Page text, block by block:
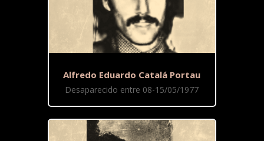
Alfredo Eduardo Catalá Portau
Desaparecido entre 08-15/05/1977